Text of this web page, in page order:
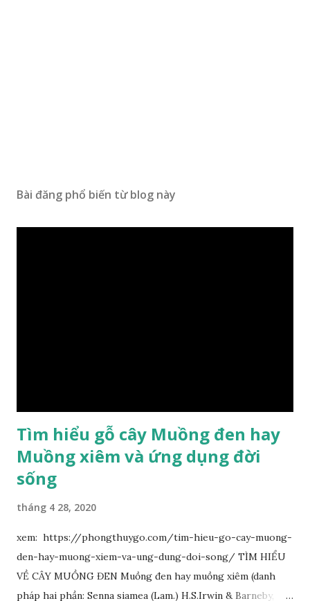
Bài đăng phổ biến từ blog này
Tìm hiểu gỗ cây Muồng đen hay
Muồng xiêm và ứng dụng đời
sống
tháng 4 28, 2020
xem: https://phongthuygo.com/tim-hieu-go-cay-muong-
den-hay-muong-xiem-va-ung-dung-doi-song/ TÌM HIỂU
VỀ CÂY MUỒNG ĐEN Muồng đen hay muồng xiêm (danh
pháp hai phần: Senna siamea (Lam.) H.S.Irwin & Barneby,